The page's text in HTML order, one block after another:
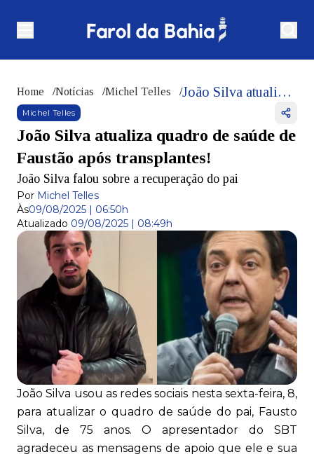
Home /Notícias /Michel Telles / João Silva atualiza quadro de saúde de Faustão após transplantes!
Michel Telles
João Silva atualiza quadro de saúde de
Faustão após transplantes!
João Silva falou sobre a recuperação do pai
Por Michel Telles
Às09/08/2025 | 06:50h
Atualizado 09/08/2025 | 08:49h
João Silva usou as redes sociais nesta sexta-feira, 8,
para atualizar o quadro de saúde do pai, Fausto
Silva, de 75 anos. O apresentador do SBT
agradeceu as mensagens de apoio que ele e sua